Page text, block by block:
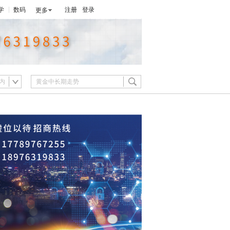
数码 更多 注册 登录